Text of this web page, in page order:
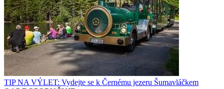
TIP NA VÝLET: Vydejte se k Černému jezeru Šumavláčkem